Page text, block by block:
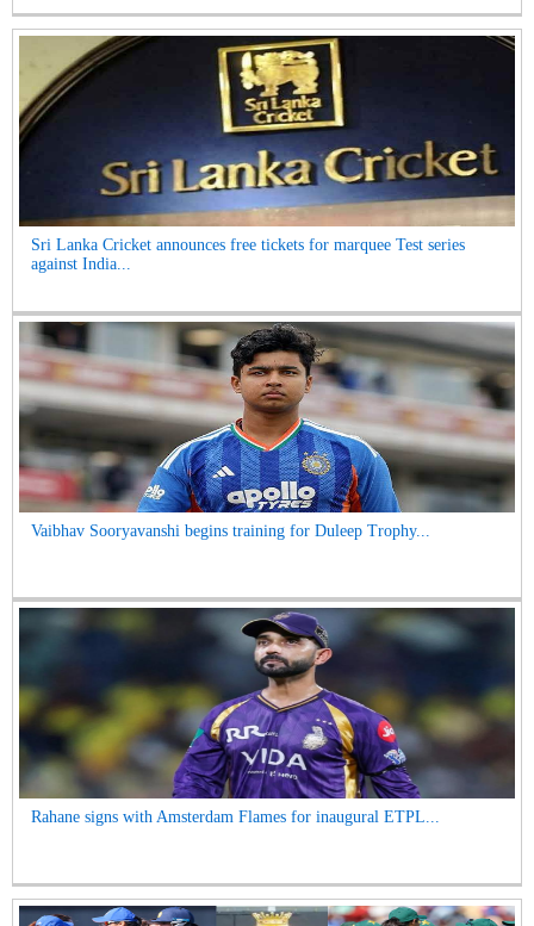
Sri Lanka Cricket announces free tickets for marquee Test series
against India...
Vaibhav Sooryavanshi begins training for Duleep Trophy...
Rahane signs with Amsterdam Flames for inaugural ETPL...